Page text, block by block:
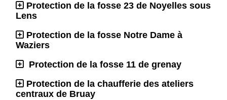
Protection de la fosse 23 de Noyelles sous
Lens
Protection de la fosse Notre Dame à
Waziers
Protection de la fosse 11 de grenay
Protection de la chaufferie des ateliers
centraux de Bruay